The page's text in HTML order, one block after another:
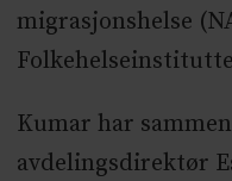
migrasjonshelse
Kumar har
avdelingsdirektør